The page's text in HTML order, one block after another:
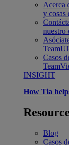
Acerca
y cosas
nuestro
Casos
INSIGHT
How Tia
Blog
Casos